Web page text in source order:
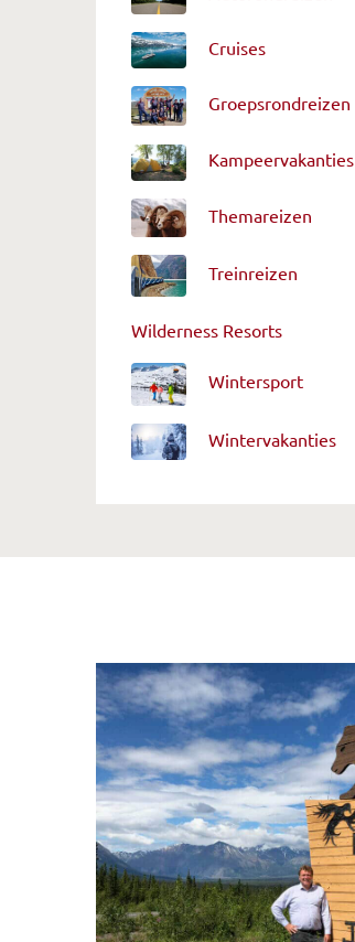
Cruises
Groepsrondreizen
Kampeervakanties
Themareizen
Treinreizen
Wilderness Resorts
Wintersport
Wintervakanties